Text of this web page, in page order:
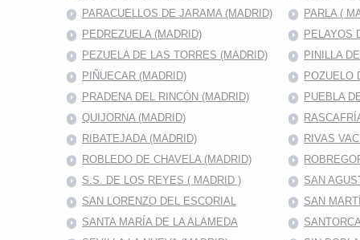
PARACUELLOS DE JARAMA (MADRID)
PARLA (
PEDREZUELA (MADRID)
PELAYOS
PEZUELA DE LAS TORRES (MADRID)
PINILLA
PIÑUECAR (MADRID)
POZUELO
PRADENA DEL RINCÓN (MADRID)
PUEBLA
QUIJORNA (MADRID)
RIBATEJADA (MADRID)
RIVAS
ROBLEDO DE CHAVELA (MADRID)
S.S. DE LOS REYES ( MADRID )
SAN
SAN LORENZO DEL ESCORIAL
SAN
SANTA MARÍA DE LA ALAMEDA